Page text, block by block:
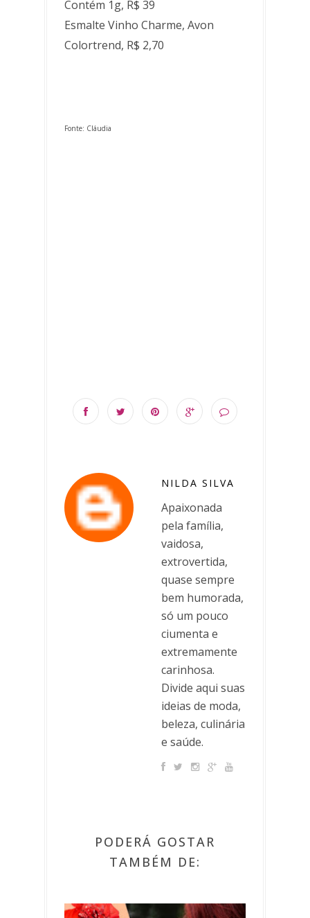
Contém 1g, R$ 39
Esmalte Vinho Charme, Avon
Colortrend, R$ 2,70
Fonte: Cláudia
NILDA SILVA
Apaixonada
pela família,
vaidosa,
extrovertida,
quase sempre
bem humorada,
só um pouco
ciumenta e
extremamente
carinhosa.
Divide aqui suas
ideias de moda,
beleza, culinária
e saúde.
PODERÁ GOSTAR
TAMBÉM DE: